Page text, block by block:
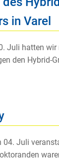
in Varel
Juli hatten wir
den Hybrid-
04. Juli